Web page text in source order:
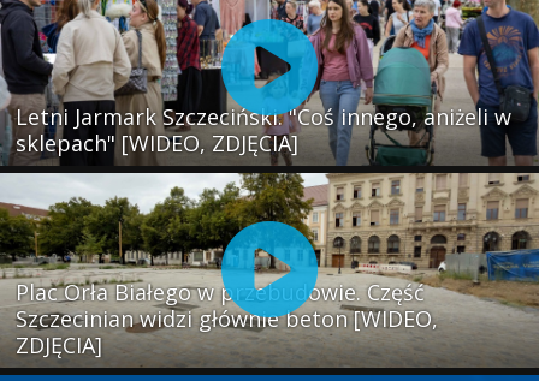
Letni Jarmark Szczeciński. "Coś innego, aniżeli w
sklepach" [WIDEO, ZDJĘCIA]
Plac Orła Białego w przebudowie. Część
Szczecinian widzi głównie beton [WIDEO,
ZDJĘCIA]